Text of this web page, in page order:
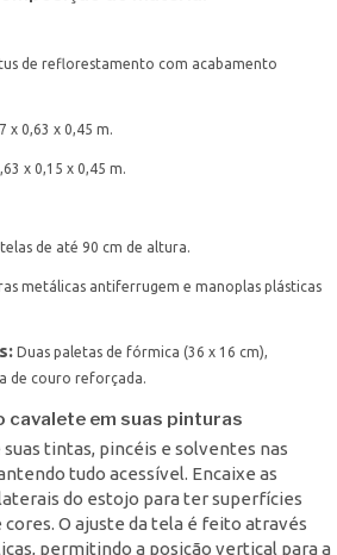
de reflorestamento com acabamento
x 0,63 x 0,45 m.
x 0,15 x 0,45 m.
de até 90 cm de altura.
metálicas antiferrugem e manoplas plásticas
Duas paletas de fórmica (36 x 16 cm),
de couro reforçada.
cavalete em suas pinturas
tintas, pincéis e solventes nas
tudo acessível. Encaixe as
do estojo para ter superfícies
O ajuste da tela é feito através
permitindo a posição vertical para a